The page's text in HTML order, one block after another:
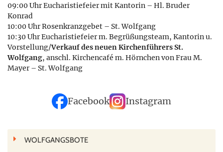
09:00 Uhr Eucharistiefeier mit Kantorin – Hl. Bruder
Konrad
10:00 Uhr Rosenkranzgebet – St. Wolfgang
10:30 Uhr Eucharistiefeier m. Begrüßungsteam, Kantorin u.
Vorstellung/Verkauf des neuen Kirchenführers St.
Wolfgang, anschl. Kirchencafé m. Hörnchen von Frau M.
Mayer – St. Wolfgang
Facebook Instagram
WOLFGANGSBOTE